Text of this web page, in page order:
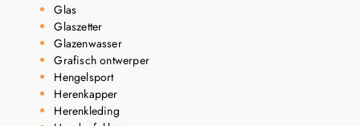
Glas
Glaszetter
Glazenwasser
Grafisch ontwerper
Hengelsport
Herenkapper
Herenkleding